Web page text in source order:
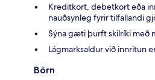
Kreditkort, debetkort eða
nauðsynleg fyrir tilfallandi
Sýna gæti þurft skilríki með
Lágmarksaldur við innritun
Börn